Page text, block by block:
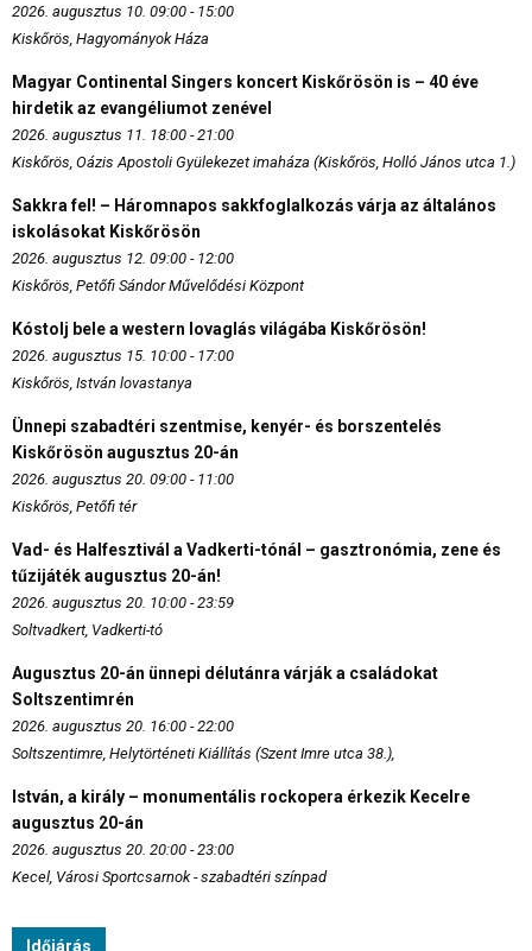
2026. augusztus 10. 09:00 - 15:00
Kiskőrös, Hagyományok Háza
Magyar Continental Singers koncert Kiskőrösön is – 40 éve
hirdetik az evangéliumot zenével
2026. augusztus 11. 18:00 - 21:00
Kiskőrös, Oázis Apostoli Gyülekezet imaháza (Kiskőrös, Holló János utca 1.)
Sakkra fel! – Háromnapos sakkfoglalkozás várja az általános
iskolásokat Kiskőrösön
2026. augusztus 12. 09:00 - 12:00
Kiskőrös, Petőfi Sándor Művelődési Központ
Kóstolj bele a western lovaglás világába Kiskőrösön!
2026. augusztus 15. 10:00 - 17:00
Kiskőrös, István lovastanya
Ünnepi szabadtéri szentmise, kenyér- és borszentelés
Kiskőrösön augusztus 20-án
2026. augusztus 20. 09:00 - 11:00
Kiskőrös, Petőfi tér
Vad- és Halfesztivál a Vadkerti-tónál – gasztronómia, zene és
tűzijáték augusztus 20-án!
2026. augusztus 20. 10:00 - 23:59
Soltvadkert, Vadkerti-tó
Augusztus 20-án ünnepi délutánra várják a családokat
Soltszentimrén
2026. augusztus 20. 16:00 - 22:00
Soltszentimre, Helytörténeti Kiállítás (Szent Imre utca 38.),
István, a király – monumentális rockopera érkezik Kecelre
augusztus 20-án
2026. augusztus 20. 20:00 - 23:00
Kecel, Városi Sportcsarnok - szabadtéri színpad
Időjárás